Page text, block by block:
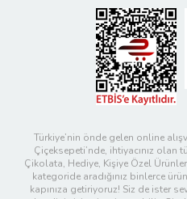
Türkiye’nin önde gelen online
Çiçeksepeti’nde, ihtiyacınız
Çikolata, Hediye, Kişiye Özel
kategoride aradığınız binlerce
kapınıza getiriyoruz! Siz de ister